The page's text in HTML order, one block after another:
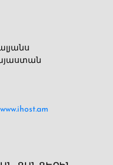
www.ihost.am